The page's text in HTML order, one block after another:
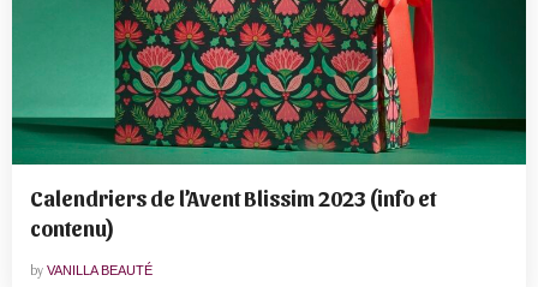
Calendriers de l’Avent Blissim 2023 (info et
contenu)
by VANILLA BEAUTÉ